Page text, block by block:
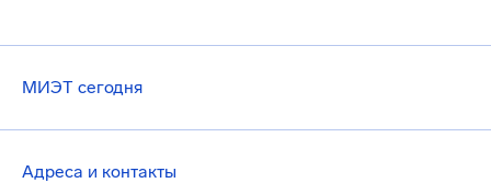
МИЭТ сегодня
Адреса и контакты